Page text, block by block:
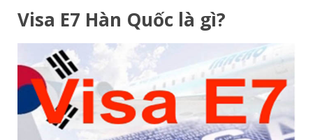
Visa E7 Hàn Quốc là gì?